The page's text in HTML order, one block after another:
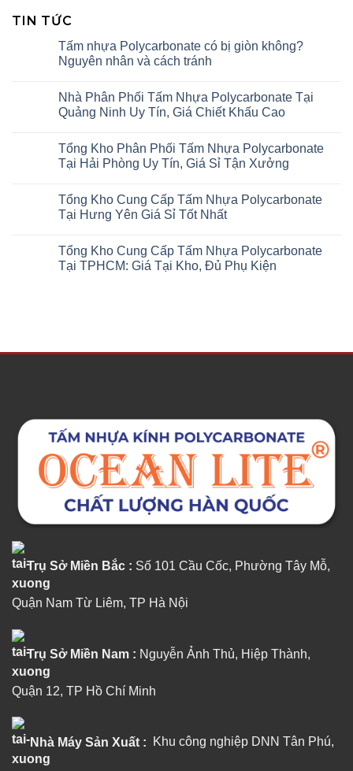
TIN TỨC
Tấm nhựa Polycarbonate có bị giòn không?
Nguyên nhân và cách tránh
Nhà Phân Phối Tấm Nhựa Polycarbonate Tại
Quảng Ninh Uy Tín, Giá Chiết Khấu Cao
Tổng Kho Phân Phối Tấm Nhựa Polycarbonate
Tại Hải Phòng Uy Tín, Giá Sỉ Tận Xưởng
Tổng Kho Cung Cấp Tấm Nhựa Polycarbonate
Tại Hưng Yên Giá Sỉ Tốt Nhất
Tổng Kho Cung Cấp Tấm Nhựa Polycarbonate
Tại TPHCM: Giá Tại Kho, Đủ Phụ Kiện
Trụ Sở Miền Bắc : Số 101 Cầu Cốc, Phường Tây Mỗ,
Quận Nam Từ Liêm, TP Hà Nội
Trụ Sở Miền Nam : Nguyễn Ảnh Thủ, Hiệp Thành,
Quận 12, TP Hồ Chí Minh
Nhà Máy Sản Xuất : Khu công nghiệp DNN Tân Phú,